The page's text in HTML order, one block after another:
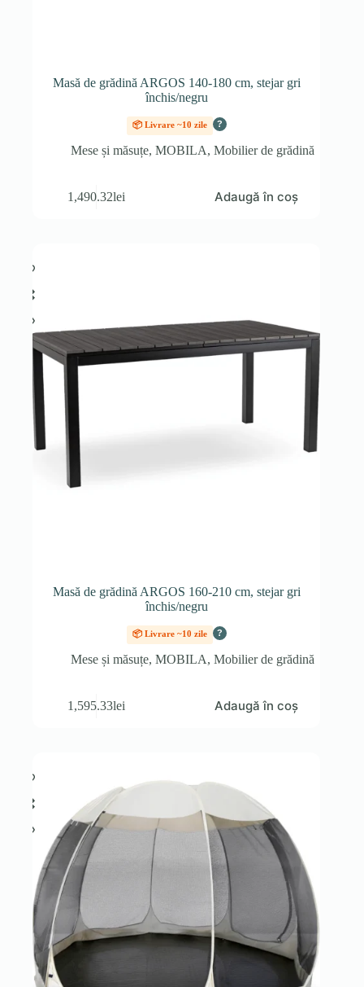
Masă de grădină ARGOS 140-180 cm, stejar gri
închis/negru
📦 Livrare ~10 zile ?
Mese și măsuțe,MOBILA,Mobilier de grădină
1,490.32lei Adaugă în coș
Masă de grădină ARGOS 160-210 cm, stejar gri
închis/negru
📦 Livrare ~10 zile ?
Mese și măsuțe,MOBILA,Mobilier de grădină
1,595.33lei Adaugă în coș